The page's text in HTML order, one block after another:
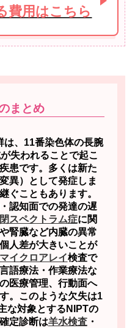
費用はこちら
まとめ
は、11番染色体の長腕
失われることで起こ
患です。 多くは新た
異）として発症しま
ぐこともあります。
認知面での発達の遅
スペクトラム症に関
腎臓など内臓の異常
人差が大きいことが
イクロアレイ検査で
語療法・作業療法な
医療管理、行動面へ
。このような欠失は1
な対象とするNIPTの
定診断は羊水検査・